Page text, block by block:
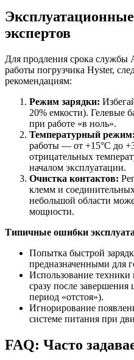
экспертов
Для продления срока службы
работы погрузчика Hyster,
рекомендациям:
Режим зарядки:
20% емкости). Гелевые
при работе «в ноль».
Температурный режим:
работы — от +15°C до
отрицательных
началом эксплуатации.
Очистка контактов:
клемм и
небольшой области
мощности.
Типичные ошибки
Попытка быстрой
предназначенными для
Использование
сразу после завершения
период «отстоя»).
Игнорирование
системе питания при
FAQ: Часто